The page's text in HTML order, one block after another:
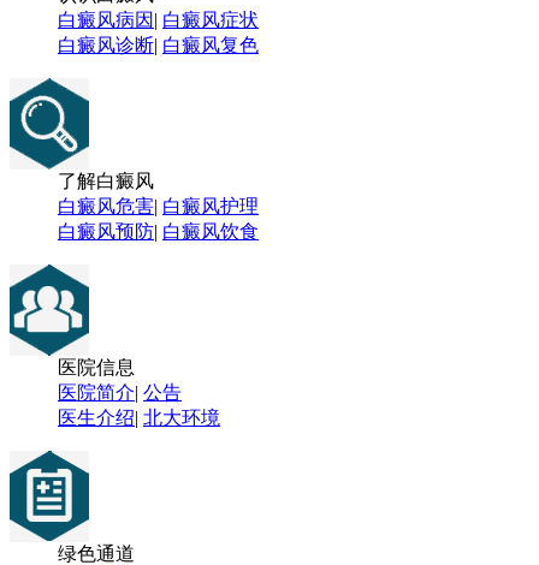
白癜风病因 | 白癜风症状
白癜风诊断| 白癜风复色
了解白癜风
白癜风危害| 白癜风护理
白癜风预防| 白癜风饮食
医院信息
医院简介| 公告
医生介绍| 北大环境
绿色通道